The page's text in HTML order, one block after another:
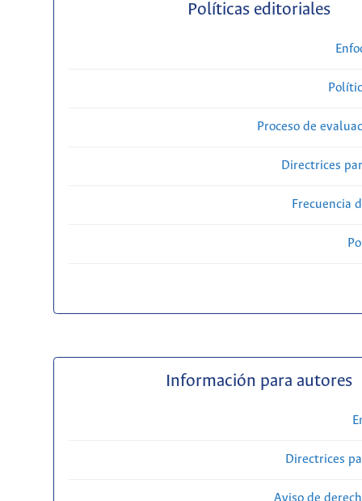
Políticas editoriales
Proceso de
Directrices
Frecuencia
Información para autores
Directrices